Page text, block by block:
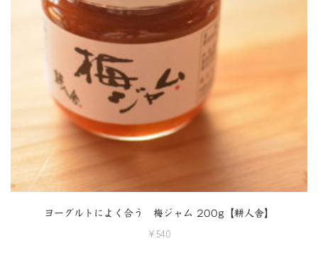
ヨーグルトによく合う 梅ジャム 200g【耕人舎】
¥ 540